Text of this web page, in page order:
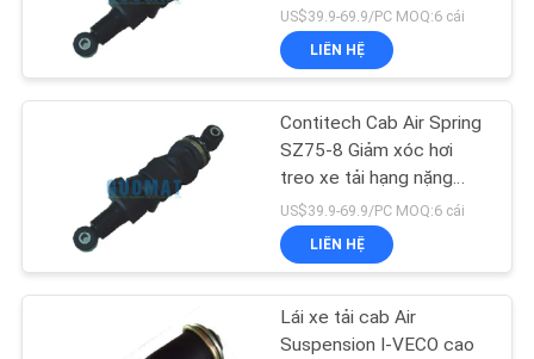
ĐỒ
TRANG
PRIVACY
POLICY
Phụ tùng treo hơi
của BMW
74
trợ treo xe tải
US$39.9-69.9/PC MOQ:6 cái
LIÊN HỆ
Contitech Cab Air Spring
SZ75-8 Giảm xóc hơi
treo xe tải hạng nặng
41028764 500377878
US$39.9-69.9/PC MOQ:6 cái
LIÊN HỆ
Lái xe tải cab Air
Suspension I-VECO cao